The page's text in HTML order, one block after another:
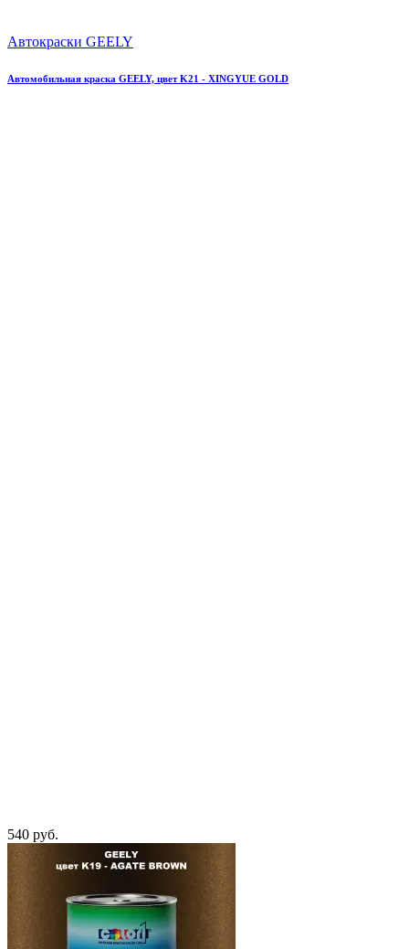
Автокраски GEELY
Автомобильная краска GEELY, цвет K21 - XINGYUE GOLD
540 руб.